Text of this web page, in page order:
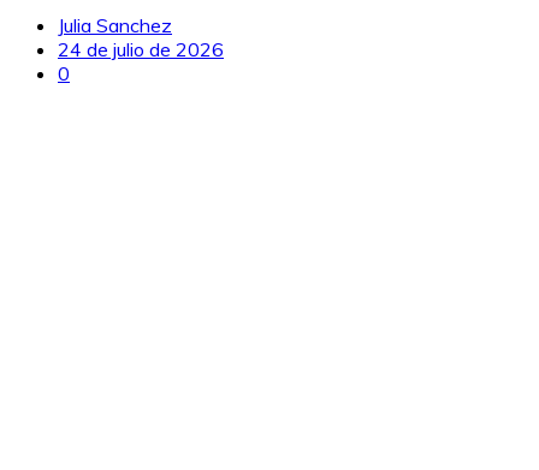
Julia Sanchez
24 de julio de 2026
0